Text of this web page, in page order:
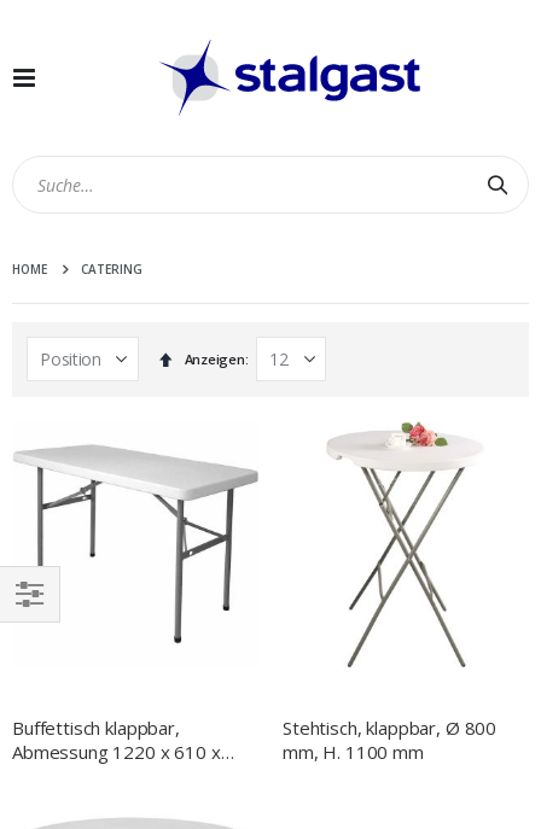
Navigation
HOME CATERING
In
absteigender
Anzeigen
Buffettisch klappbar,
Abmessung 1220 x 610 x
Stehtisch, klappbar, Ø 800
mm, H. 1100 mm
EINKAUFEN